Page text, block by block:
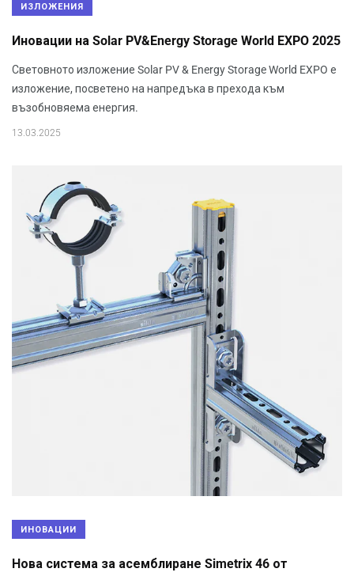
ИЗЛОЖЕНИЯ
Иновации на Solar PV&Energy Storage World EXPO 2025
Световното изложение Solar PV & Energy Storage World EXPO е
изложение, посветено на напредъка в прехода към
възобновяема енергия.
13.03.2025
ИНОВАЦИИ
Нова система за асемблиране Simetrix 46 от